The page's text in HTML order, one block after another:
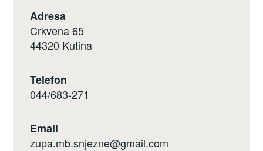
Adresa
Crkvena 65
44320 Kutina
Telefon
044/683-271
Email
zupa.mb.snjezne@gmail.com